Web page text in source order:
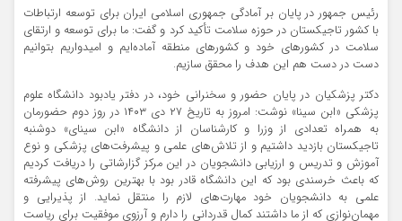
رئیس جمهور در پایان بر آمادگی جمهوری اسلامی ایران برای توسعه ارتباطات
با کشور تاجیکستان در حوزه سلامت تأکید کرد و گفت: ما برای توسعه و ارتقای
سلامت در کشورهای خود و کشورهای منطقه آماده‌ایم و امیدواریم بتوانیم
دست در دست هم این هدف را محقق سازیم.
دکتر پزشکیان در پایان حضور و سخنرانی خود، در دفتر یادبود دانشگاه علوم
پزشکی «ابن سینا» نوشت: امروز به تاریخ ۲۷ دی ۱۴۰۳ در روز دوم حضورمان
به همراه تعدادی از وزرا و کارشناسان از دانشگاه «ابن سینای» دوشنبه
تاجیکستان بازدید داشتیم و از تلاش‌های علمی و پیشرفت‌های پزشکی و نوع
آموزش و تدریس و ارزیابی دانشجویان در این مرکز گزارشاتی را دریافت کردیم
که باعث خرسندی بود که این دانشگاه قادر بود با بهترین روش‌های پیشرفته
علمی به دانشجویان خود مهارت‌های لازم را منتقل نماید. از پذیرایی و
مهمان‌نوازی که از ما داشتند کمال قدردانی را دارم و آرزوی موفقیت برای ریاست